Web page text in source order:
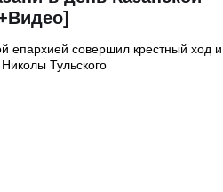
епархией совершил крестный ход и
Тульского